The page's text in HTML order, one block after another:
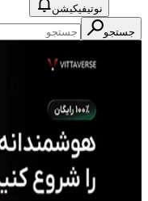
نوتیفیکیشن
جستجو